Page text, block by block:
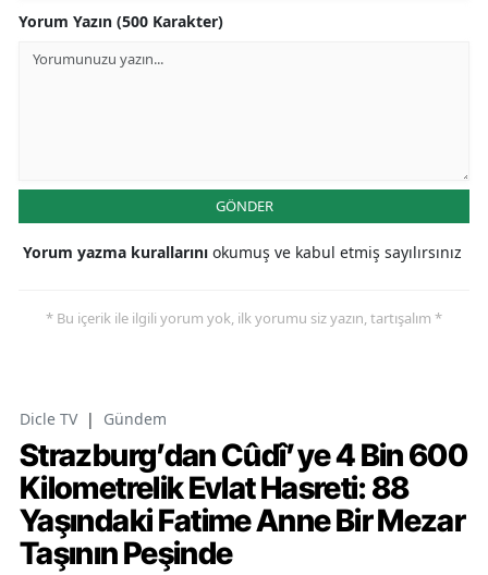
Yorum Yazın (500 Karakter)
GÖNDER
Yorum yazma kurallarını okumuş ve kabul etmiş sayılırsınız
* Bu içerik ile ilgili yorum yok, ilk yorumu siz yazın, tartışalım *
Dicle TV | Gündem
Strazburg’dan Cûdî’ye 4 Bin 600
Kilometrelik Evlat Hasreti: 88
Yaşındaki Fatime Anne Bir Mezar
Taşının Peşinde